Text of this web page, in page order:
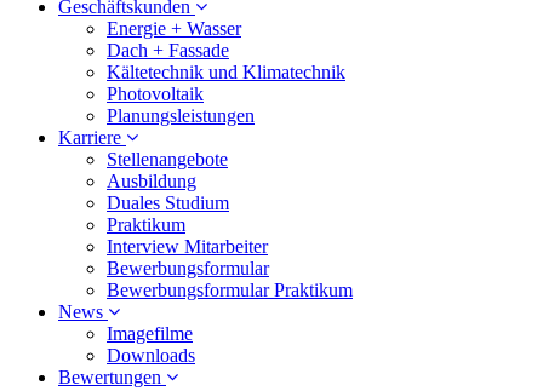
Geschäftskunden
Energie + Wasser
Dach + Fassade
Kältetechnik und Klimatechnik
Photovoltaik
Planungsleistungen
Karriere
Stellenangebote
Ausbildung
Duales Studium
Praktikum
Interview Mitarbeiter
Bewerbungsformular
Bewerbungsformular Praktikum
News
Imagefilme
Downloads
Bewertungen